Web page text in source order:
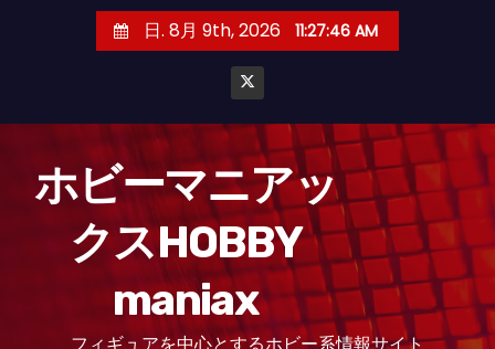
日. 8月 9th, 2026 11:27:47 AM
ホビーマニアッ
クスHOBBY
maniax